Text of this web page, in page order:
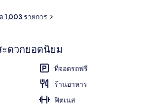
1,003 รายการ
ดวกยอดนิยม
ที่จอดรถฟรี
ร้านอาหาร
ฟิตเนส